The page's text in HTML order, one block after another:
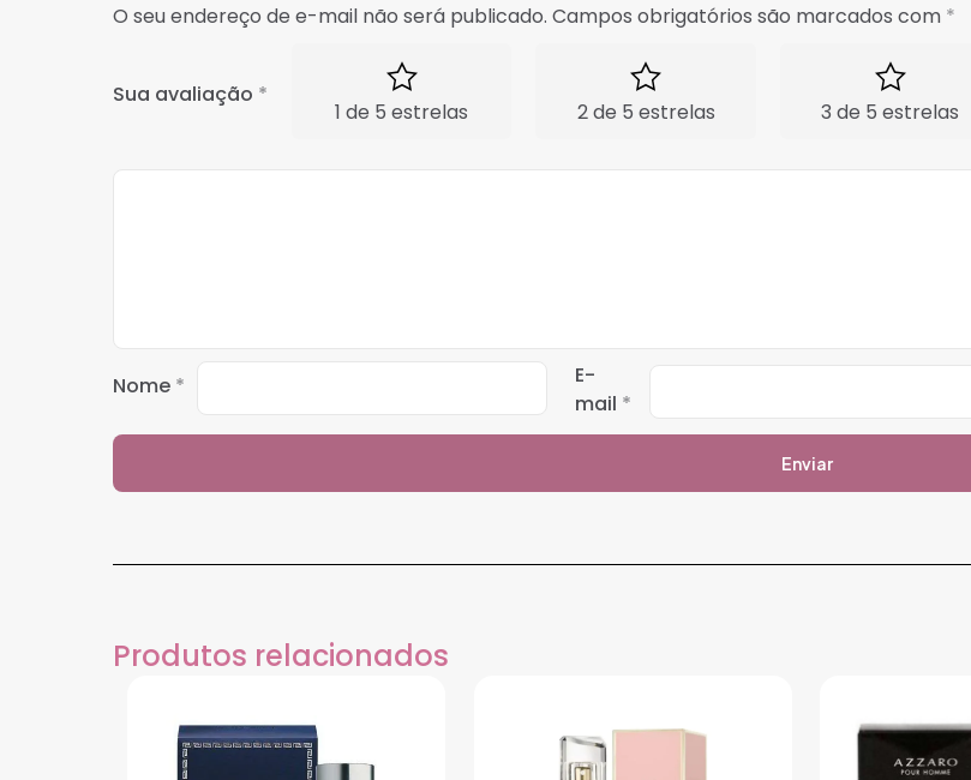
O seu endereço de e-mail não será publicado. Campos obrigatórios são marcados com *
Sua avaliação *
1 de 5 estrelas 2 de 5 estrelas 3 de 5 estrelas
Nome *
E-
mail *
Produtos relacionados